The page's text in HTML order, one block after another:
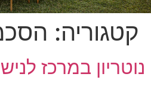
קטגוריה:
נוטריון במרכז